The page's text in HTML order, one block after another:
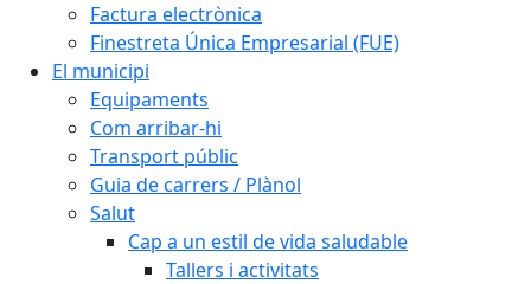
Factura electrònica
Finestreta Única Empresarial (FUE)
El municipi
Equipaments
Com arribar-hi
Transport públic
Guia de carrers / Plànol
Salut
Cap a un estil de vida saludable
Tallers i activitats